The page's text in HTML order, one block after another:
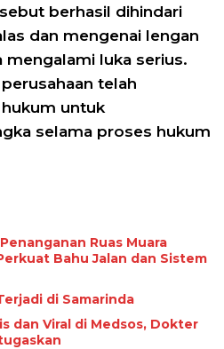
berhasil dihindari
dan mengenai lengan
mengalami luka serius.
telah
untuk
selama proses hukum
Ruas Muara
Bahu Jalan dan Sistem
di Samarinda
dan Viral di Medsos, Dokter